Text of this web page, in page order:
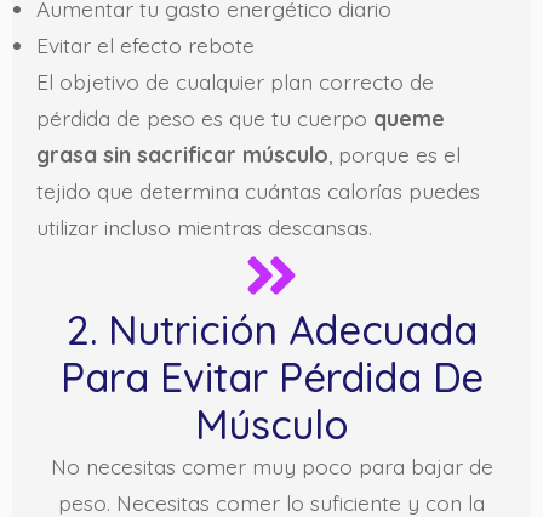
Aumentar tu gasto energético diario
Evitar el efecto rebote
El objetivo de cualquier plan correcto de
pérdida de peso es que tu cuerpo queme
grasa sin sacrificar músculo , porque es el
tejido que determina cuántas calorías puedes
utilizar incluso mientras descansas.
2. Nutrición Adecuada
Para Evitar Pérdida De
Músculo
No necesitas comer muy poco para bajar de
peso. Necesitas comer lo suficiente y con la